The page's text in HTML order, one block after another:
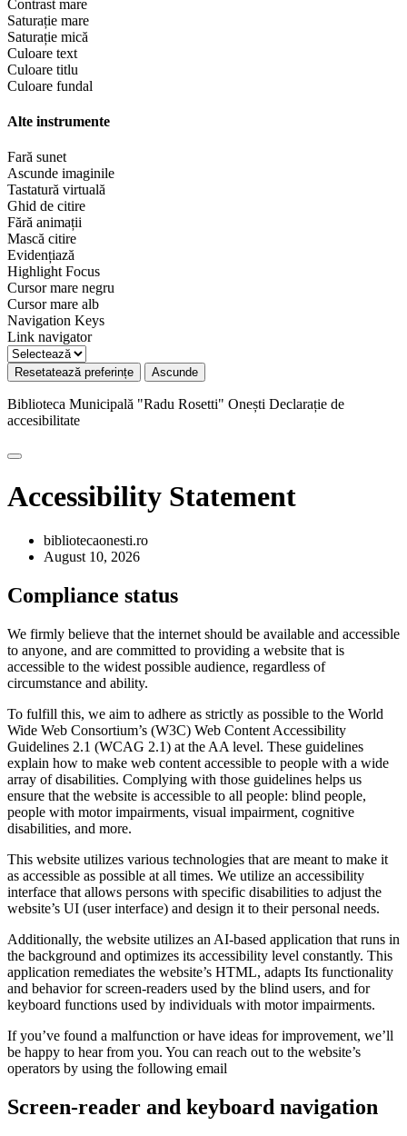
Contrast mare
Saturație mare
Saturație mică
Culoare text
Culoare titlu
Culoare fundal
Alte instrumente
Fară sunet
Ascunde imaginile
Tastatură virtuală
Ghid de citire
Fără animații
Mască citire
Evidențiază
Highlight Focus
Cursor mare negru
Cursor mare alb
Navigation Keys
Link navigator
Resetatează preferințe Ascunde
Biblioteca Municipală "Radu Rosetti" Onești Declarație de
accesibilitate
Accessibility Statement
bibliotecaonesti.ro
August 10, 2026
Compliance status
We firmly believe that the internet should be available and accessible
to anyone, and are committed to providing a website that is
accessible to the widest possible audience, regardless of
circumstance and ability.
To fulfill this, we aim to adhere as strictly as possible to the World
Wide Web Consortium’s (W3C) Web Content Accessibility
Guidelines 2.1 (WCAG 2.1) at the AA level. These guidelines
explain how to make web content accessible to people with a wide
array of disabilities. Complying with those guidelines helps us
ensure that the website is accessible to all people: blind people,
people with motor impairments, visual impairment, cognitive
disabilities, and more.
This website utilizes various technologies that are meant to make it
as accessible as possible at all times. We utilize an accessibility
interface that allows persons with specific disabilities to adjust the
website’s UI (user interface) and design it to their personal needs.
Additionally, the website utilizes an AI-based application that runs in
the background and optimizes its accessibility level constantly. This
application remediates the website’s HTML, adapts Its functionality
and behavior for screen-readers used by the blind users, and for
keyboard functions used by individuals with motor impairments.
If you’ve found a malfunction or have ideas for improvement, we’ll
be happy to hear from you. You can reach out to the website’s
operators by using the following email
Screen-reader and keyboard navigation